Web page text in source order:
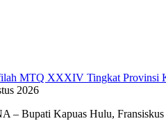
MTQ XXXIV Tingkat Provinsi
2026
– Bupati Kapuas Hulu,